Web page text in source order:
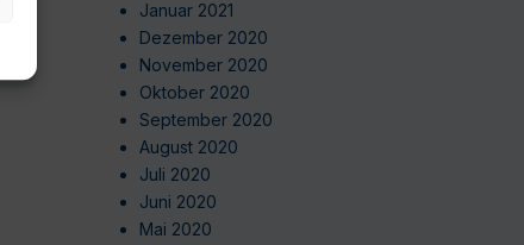
Januar 2021
Dezember 2020
November 2020
Oktober 2020
September 2020
August 2020
Juli 2020
Juni 2020
Mai 2020